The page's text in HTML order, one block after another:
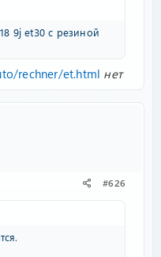
9j et30 с резиной
rechner/et.html нет
#626